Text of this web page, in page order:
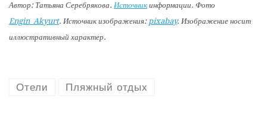
Автор: Татьяна Серебрякова. Источник информации. Фото
Engin_Akyurt. Источник изображения: pixabay. Изображение носит
иллюстративный характер.
Отели Пляжный отдых